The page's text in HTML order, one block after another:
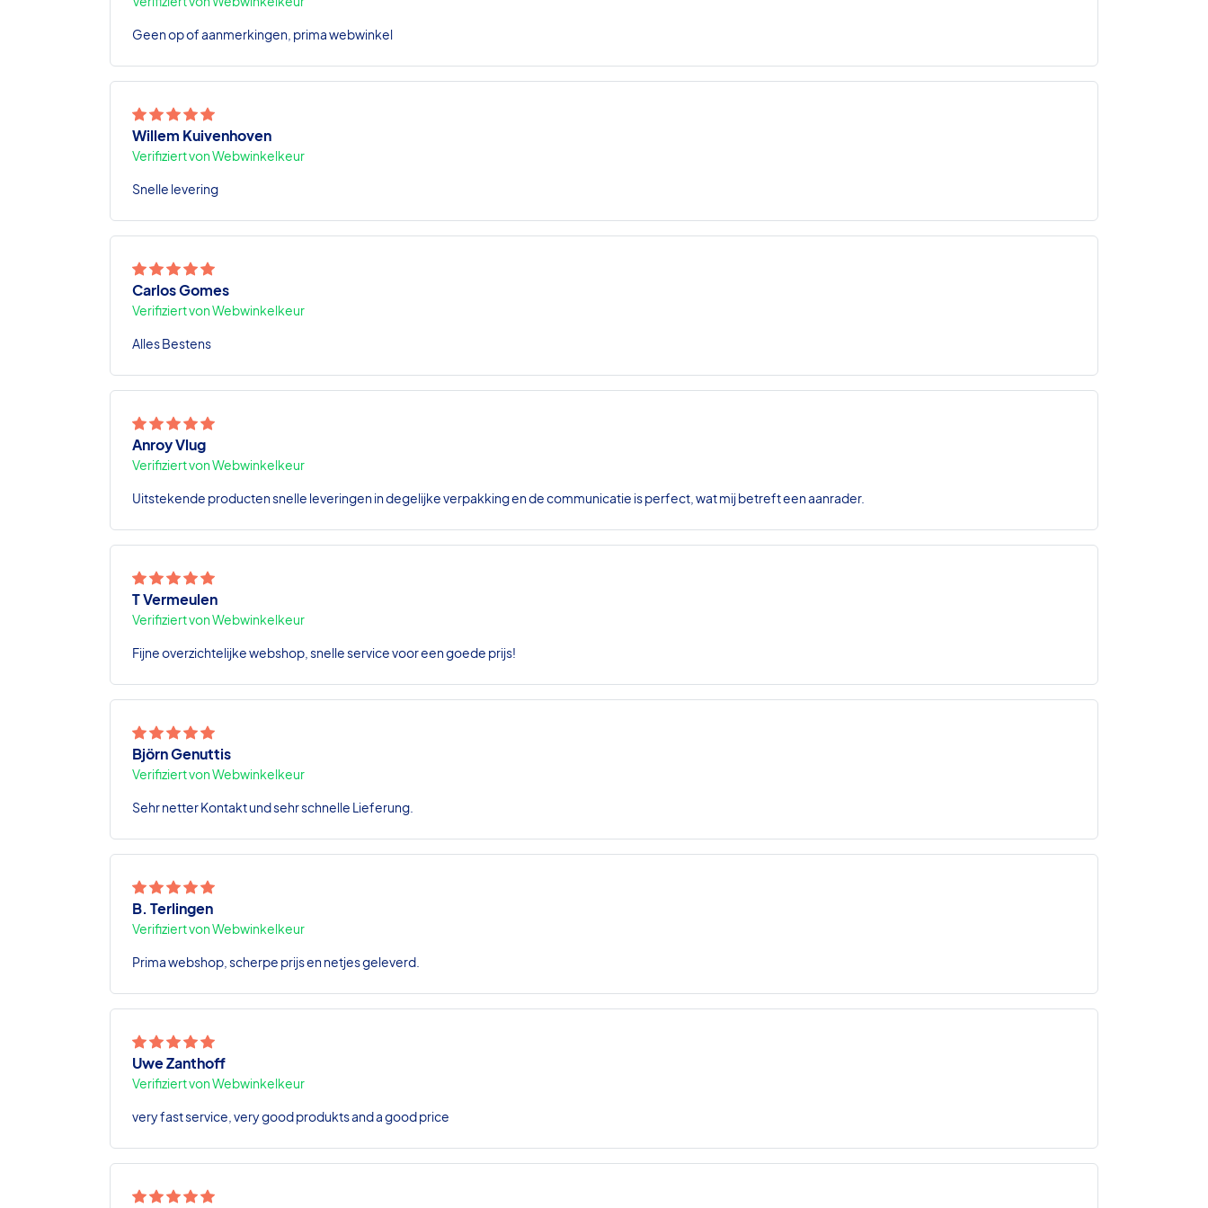
Geen op of aanmerkingen, prima webwinkel
Willem Kuivenhoven
Verifiziert von Webwinkelkeur
Snelle levering
Carlos Gomes
Verifiziert von Webwinkelkeur
Alles Bestens
Anroy Vlug
Verifiziert von Webwinkelkeur
Uitstekende producten snelle leveringen in degelijke verpakking en de communicatie is perfect, wat mij betreft een aanrader.
T Vermeulen
Verifiziert von Webwinkelkeur
Fijne overzichtelijke webshop, snelle service voor een goede prijs!
Björn Genuttis
Verifiziert von Webwinkelkeur
Sehr netter Kontakt und sehr schnelle Lieferung.
B. Terlingen
Verifiziert von Webwinkelkeur
Prima webshop, scherpe prijs en netjes geleverd.
Uwe Zanthoff
Verifiziert von Webwinkelkeur
very fast service, very good produkts and a good price